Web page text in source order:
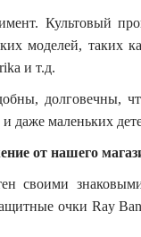
Культовый
моделей, таких
и т.д.
долговечны,
даже маленьких
от нашего
своими
очки Ray